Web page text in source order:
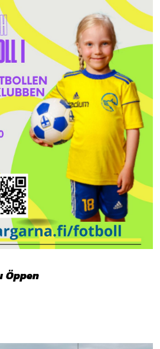
Öppen